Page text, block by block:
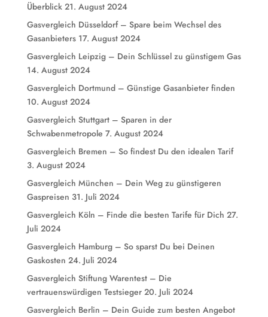
Überblick 21. August 2024
Gasvergleich Düsseldorf – Spare beim Wechsel des
Gasanbieters 17. August 2024
Gasvergleich Leipzig – Dein Schlüssel zu günstigem Gas
14. August 2024
Gasvergleich Dortmund – Günstige Gasanbieter finden
10. August 2024
Gasvergleich Stuttgart – Sparen in der
Schwabenmetropole 7. August 2024
Gasvergleich Bremen – So findest Du den idealen Tarif
3. August 2024
Gasvergleich München – Dein Weg zu günstigeren
Gaspreisen 31. Juli 2024
Gasvergleich Köln – Finde die besten Tarife für Dich 27.
Juli 2024
Gasvergleich Hamburg – So sparst Du bei Deinen
Gaskosten 24. Juli 2024
Gasvergleich Stiftung Warentest – Die
vertrauenswürdigen Testsieger 20. Juli 2024
Gasvergleich Berlin – Dein Guide zum besten Angebot